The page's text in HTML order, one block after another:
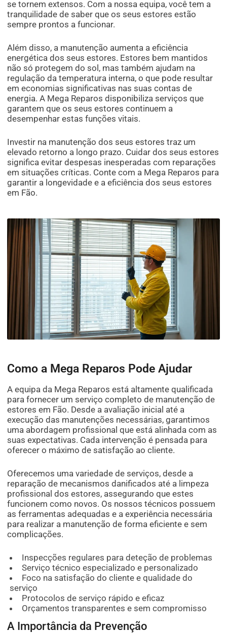
se tornem extensos. Com a nossa equipa, você tem a
tranquilidade de saber que os seus estores estão
sempre prontos a funcionar.
Além disso, a manutenção aumenta a eficiência
energética dos seus estores. Estores bem mantidos
não só protegem do sol, mas também ajudam na
regulação da temperatura interna, o que pode resultar
em economias significativas nas suas contas de
energia. A Mega Reparos disponibiliza serviços que
garantem que os seus estores continuem a
desempenhar estas funções vitais.
Investir na manutenção dos seus estores traz um
elevado retorno a longo prazo. Cuidar dos seus estores
significa evitar despesas inesperadas com reparações
em situações críticas. Conte com a Mega Reparos para
garantir a longevidade e a eficiência dos seus estores
em Fão.
Como a Mega Reparos Pode Ajudar
A equipa da Mega Reparos está altamente qualificada
para fornecer um serviço completo de manutenção de
estores em Fão. Desde a avaliação inicial até a
execução das manutenções necessárias, garantimos
uma abordagem profissional que está alinhada com as
suas expectativas. Cada intervenção é pensada para
oferecer o máximo de satisfação ao cliente.
Oferecemos uma variedade de serviços, desde a
reparação de mecanismos danificados até a limpeza
profissional dos estores, assegurando que estes
funcionem como novos. Os nossos técnicos possuem
as ferramentas adequadas e a experiência necessária
para realizar a manutenção de forma eficiente e sem
complicações.
Inspecções regulares para deteção de problemas
Serviço técnico especializado e personalizado
Foco na satisfação do cliente e qualidade do
serviço
Protocolos de serviço rápido e eficaz
Orçamentos transparentes e sem compromisso
A Importância da Prevenção